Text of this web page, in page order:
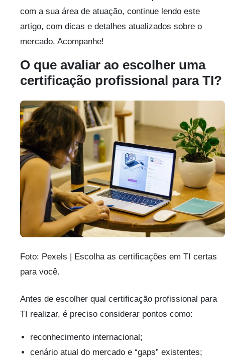
com a sua área de atuação, continue lendo este
artigo, com dicas e detalhes atualizados sobre o
mercado. Acompanhe!
O que avaliar ao escolher uma
certificação profissional para TI?
Foto: Pexels | Escolha as certificações em TI certas
para você.
Antes de escolher qual certificação profissional para
TI realizar, é preciso considerar pontos como:
reconhecimento internacional;
cenário atual do mercado e “gaps” existentes;